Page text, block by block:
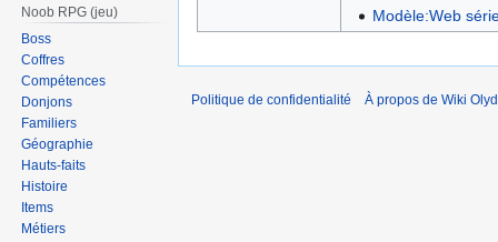
Modèle:Web
Noob RPG (jeu)
Boss
Coffres
Compétences
Donjons
Familiers
Géographie
Hauts-faits
Histoire
Items
Métiers
Politique de confidentialité À propos de Wiki